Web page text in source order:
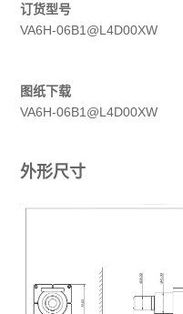
订货型号
VA6H-06B1@L4D00XW
图纸下载
VA6H-06B1@L4D00XW
外形尺寸